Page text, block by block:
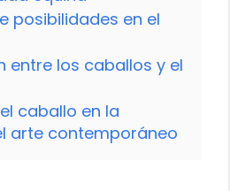
posibilidades en el
entre los caballos y el
caballo en la
arte contemporáneo